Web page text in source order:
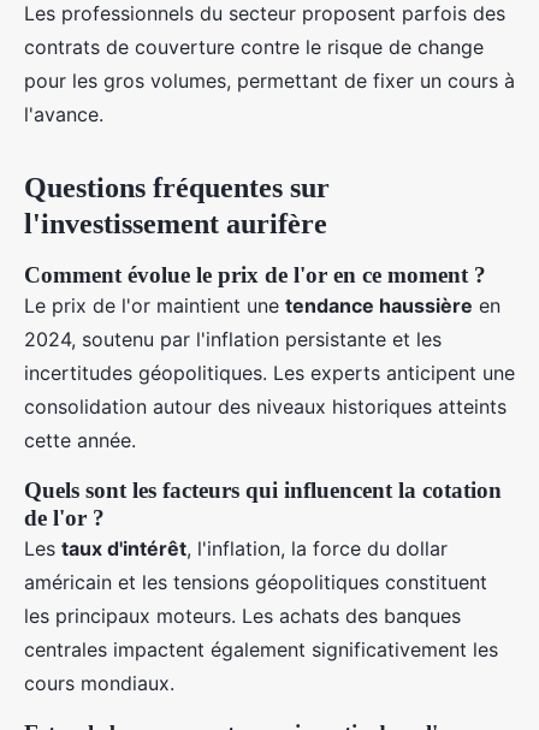
Les professionnels du secteur proposent parfois des
contrats de couverture contre le risque de change
pour les gros volumes, permettant de fixer un cours à
l'avance.
Questions fréquentes sur
l'investissement aurifère
Comment évolue le prix de l'or en ce moment ?
Le prix de l'or maintient une tendance haussière en
2024, soutenu par l'inflation persistante et les
incertitudes géopolitiques. Les experts anticipent une
consolidation autour des niveaux historiques atteints
cette année.
Quels sont les facteurs qui influencent la cotation
de l'or ?
Les taux d'intérêt, l'inflation, la force du dollar
américain et les tensions géopolitiques constituent
les principaux moteurs. Les achats des banques
centrales impactent également significativement les
cours mondiaux.